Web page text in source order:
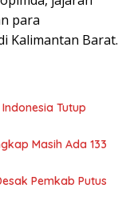
para
Kalimantan Barat.
Tutup
Masih Ada 133